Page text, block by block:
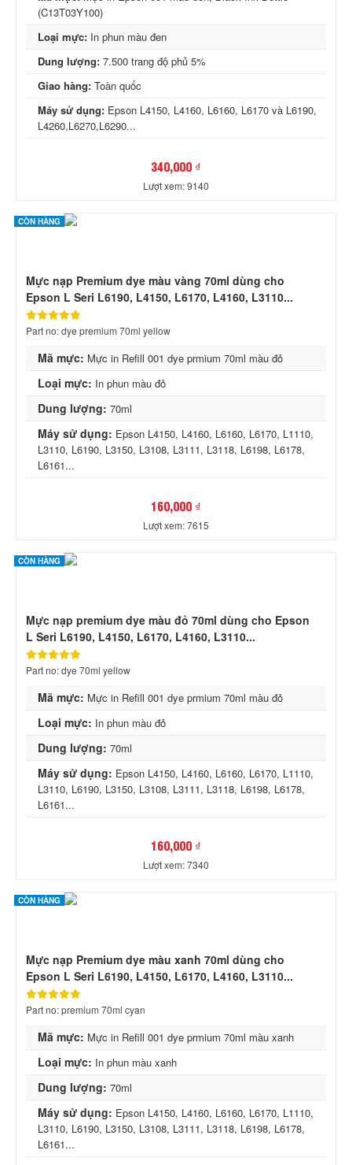
(C13T03Y100)
Loại mực: In phun màu đen
Dung lượng: 7.500 trang độ phủ 5%
Giao hàng: Toàn quốc
Máy sử dụng: Epson L4150, L4160, L6160, L6170 và L6190,
L4260,L6270,L6290...
340,000 ₫
Lượt xem: 9140
CÒN HÀNG
Mực nạp Premium dye màu vàng 70ml dùng cho
Epson L Seri L6190, L4150, L6170, L4160, L3110...
Part no: dye premium 70ml yellow
Mã mực: Mực in Refill 001 dye prmium 70ml màu đỏ
Loại mực: In phun màu đỏ
Dung lượng: 70ml
Máy sử dụng: Epson L4150, L4160, L6160, L6170, L1110,
L3110, L6190, L3150, L3108, L3111, L3118, L6198, L6178,
L6161...
160,000 ₫
Lượt xem: 7615
CÒN HÀNG
Mực nạp premium dye màu đỏ 70ml dùng cho Epson
L Seri L6190, L4150, L6170, L4160, L3110...
Part no: dye 70ml yellow
Mã mực: Mực in Refill 001 dye prmium 70ml màu đỏ
Loại mực: In phun màu đỏ
Dung lượng: 70ml
Máy sử dụng: Epson L4150, L4160, L6160, L6170, L1110,
L3110, L6190, L3150, L3108, L3111, L3118, L6198, L6178,
L6161...
160,000 ₫
Lượt xem: 7340
CÒN HÀNG
Mực nạp Premium dye màu xanh 70ml dùng cho
Epson L Seri L6190, L4150, L6170, L4160, L3110...
Part no: premium 70ml cyan
Mã mực: Mực in Refill 001 dye prmium 70ml màu xanh
Loại mực: In phun màu xanh
Dung lượng: 70ml
Máy sử dụng: Epson L4150, L4160, L6160, L6170, L1110,
L3110, L6190, L3150, L3108, L3111, L3118, L6198, L6178,
L6161...